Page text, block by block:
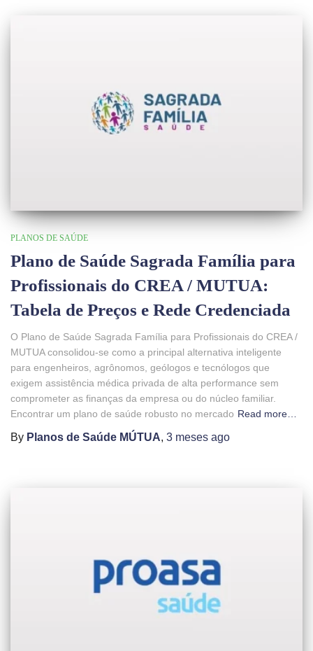
PLANOS DE SAÚDE
Plano de Saúde Sagrada Família para
Profissionais do CREA / MUTUA:
Tabela de Preços e Rede Credenciada
O Plano de Saúde Sagrada Família para Profissionais do CREA /
MUTUA consolidou-se como a principal alternativa inteligente
para engenheiros, agrônomos, geólogos e tecnólogos que
exigem assistência médica privada de alta performance sem
comprometer as finanças da empresa ou do núcleo familiar.
Encontrar um plano de saúde robusto no mercado Read more…
By Planos de Saúde MÚTUA, 3 meses ago